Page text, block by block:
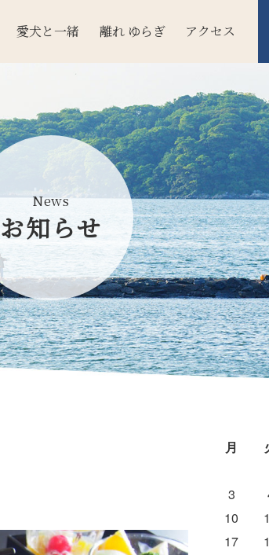
愛犬と一緒 離れ ゆらぎ アクセス
News
お知らせ
月
3
10
17